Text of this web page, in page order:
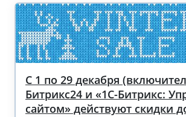
С 1 по 29 декабря
Битрикс24 и «1С-Битрикс:
сайтом» действуют скидки